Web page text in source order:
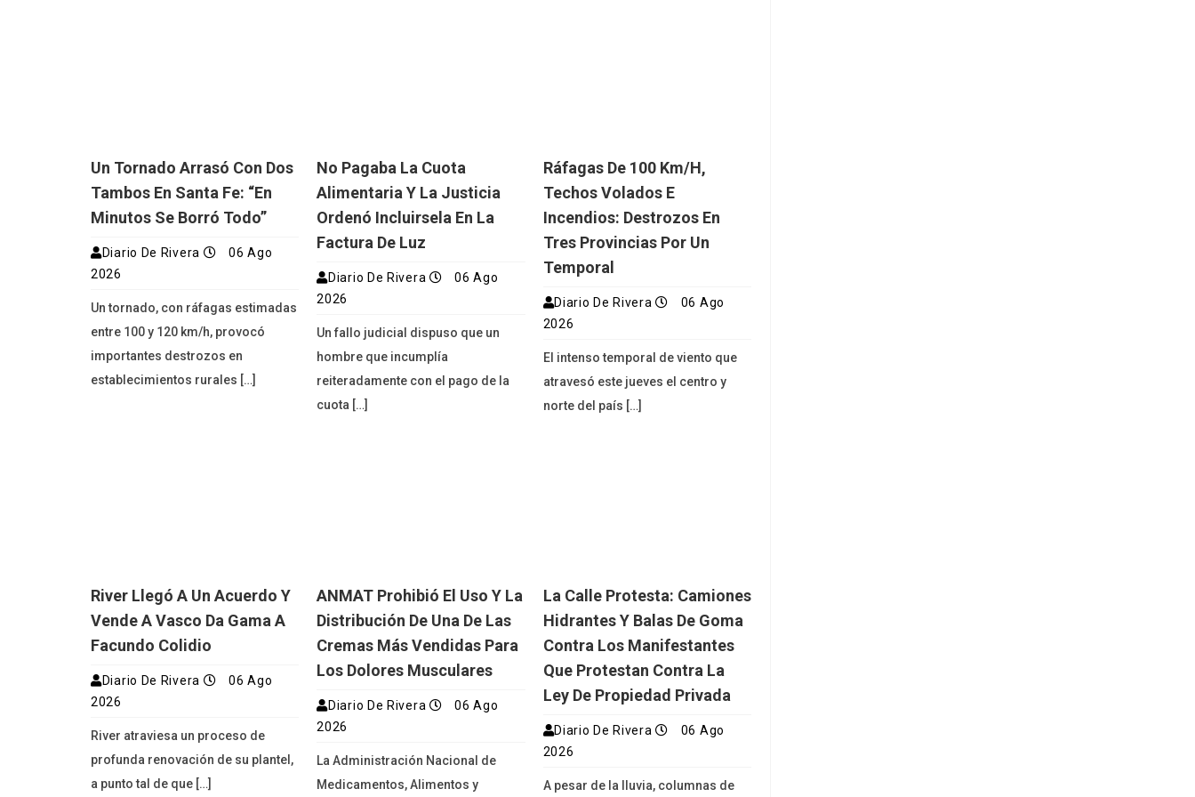
Un Tornado Arrasó Con Dos
Tambos En Santa Fe: “En
Minutos Se Borró Todo”
Diario De Rivera
06 Ago
2026
Un tornado, con ráfagas estimadas
entre 100 y 120 km/h, provocó
importantes destrozos en
establecimientos rurales […]
No Pagaba La Cuota
Alimentaria Y La Justicia
Ordenó Incluirsela En La
Factura De Luz
Diario De Rivera
06 Ago
2026
Un fallo judicial dispuso que un
hombre que incumplía
reiteradamente con el pago de la
cuota […]
Ráfagas De 100 Km/h,
Techos Volados E
Incendios: Destrozos En
Tres Provincias Por Un
Temporal
Diario De Rivera
06 Ago
2026
El intenso temporal de viento que
atravesó este jueves el centro y
norte del país […]
River Llegó A Un Acuerdo Y
Vende A Vasco Da Gama A
Facundo Colidio
Diario De Rivera
06 Ago
2026
River atraviesa un proceso de
profunda renovación de su plantel,
a punto tal de que […]
ANMAT Prohibió El Uso Y La
Distribución De Una De Las
Cremas Más Vendidas Para
Los Dolores Musculares
Diario De Rivera
06 Ago
2026
La Administración Nacional de
Medicamentos, Alimentos y
La Calle Protesta: Camiones
Hidrantes Y Balas De Goma
Contra Los Manifestantes
Que Protestan Contra La
Ley De Propiedad Privada
Diario De Rivera
06 Ago
2026
A pesar de la lluvia, columnas de